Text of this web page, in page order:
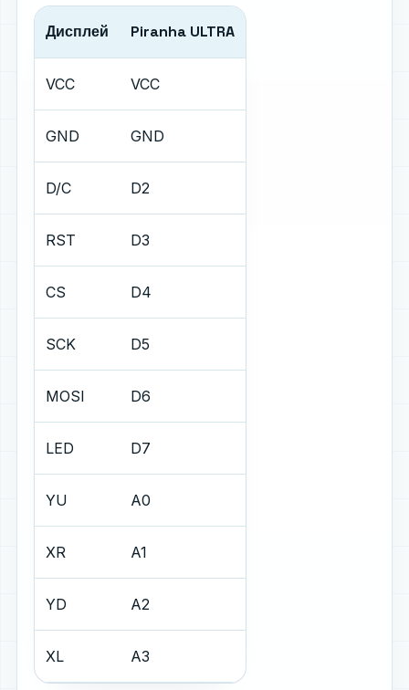
Дисплей Piranha ULTRA
VCC VCC
GND GND
D/C D2
RST D3
CS D4
SCK D5
MOSI D6
LED D7
YU A0
XR A1
YD A2
XL A3